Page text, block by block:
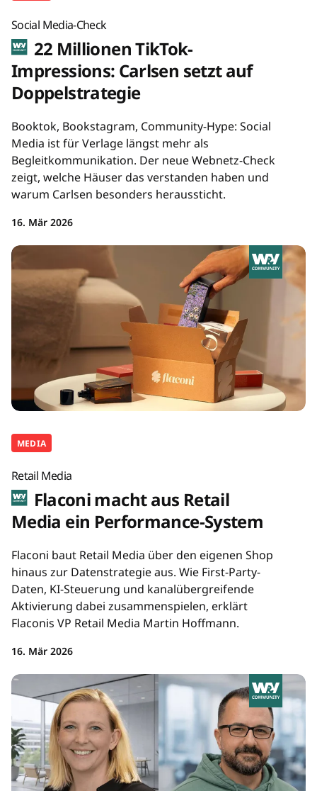
Social Media-Check
22 Millionen TikTok-
Impressions: Carlsen setzt auf
Doppelstrategie
Booktok, Bookstagram, Community-Hype: Social
Media ist für Verlage längst mehr als
Begleitkommunikation. Der neue Webnetz-Check
zeigt, welche Häuser das verstanden haben und
warum Carlsen besonders heraussticht.
16. Mär 2026
MEDIA
Retail Media
Flaconi macht aus Retail
Media ein Performance-System
Flaconi baut Retail Media über den eigenen Shop
hinaus zur Datenstrategie aus. Wie First-Party-
Daten, KI-Steuerung und kanalübergreifende
Aktivierung dabei zusammenspielen, erklärt
Flaconis VP Retail Media Martin Hoffmann.
16. Mär 2026